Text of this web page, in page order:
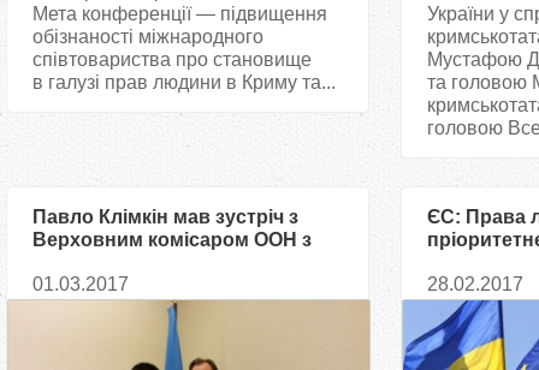
Мета конференції — підвищення
обізнаності міжнародного
співтовариства про становище
в галузі прав людини в Криму та...
України у
Мустафою
та головою
головою
Павло Клімкін мав зустріч з
Верховним комісаром ООН з
Хусейном
01.03.2017
ЄС: Права
28.02.2017